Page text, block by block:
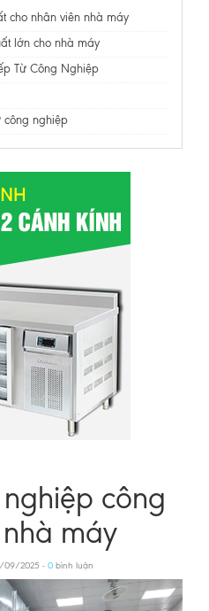
cho nhân viên nhà máy
lớn cho nhà máy
Từ Công Nghiệp
công nghiệp
công
máy
09/2025 - 0 bình luận